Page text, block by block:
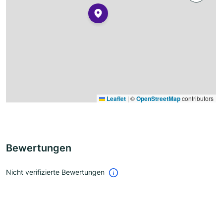
Leaflet | ©OpenStreetMapcontributors
Bewertungen
Nicht verifizierte Bewertungen